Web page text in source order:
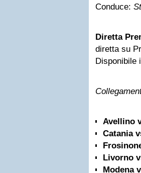
Conduce:
Diretta
diretta su
Disponibile
Avellino
Catania
Livorno
Modena